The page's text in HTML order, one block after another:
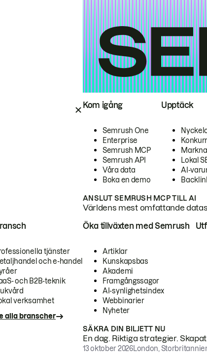
Kom igång
Semrush One
Enterprise
Semrush MCP
Semrush API
Våra data
Boka en demo
Upptäck
Lokal
AI-
ANSLUT SEMRUSH MCP TILL AI
Världens mest omfattande
tjänster
och e-handel
och B2B-teknik
verksamhet
alla branscher
Öka tillväxten med Semrush
Artiklar
Kunskapsbas
Akademi
Framgångssagor
AI-synlighetsindex
Webbinarier
Nyheter
SÄKRA DIN BILJETT NU
En dag. Riktiga strategier.
13 oktober 2026London,